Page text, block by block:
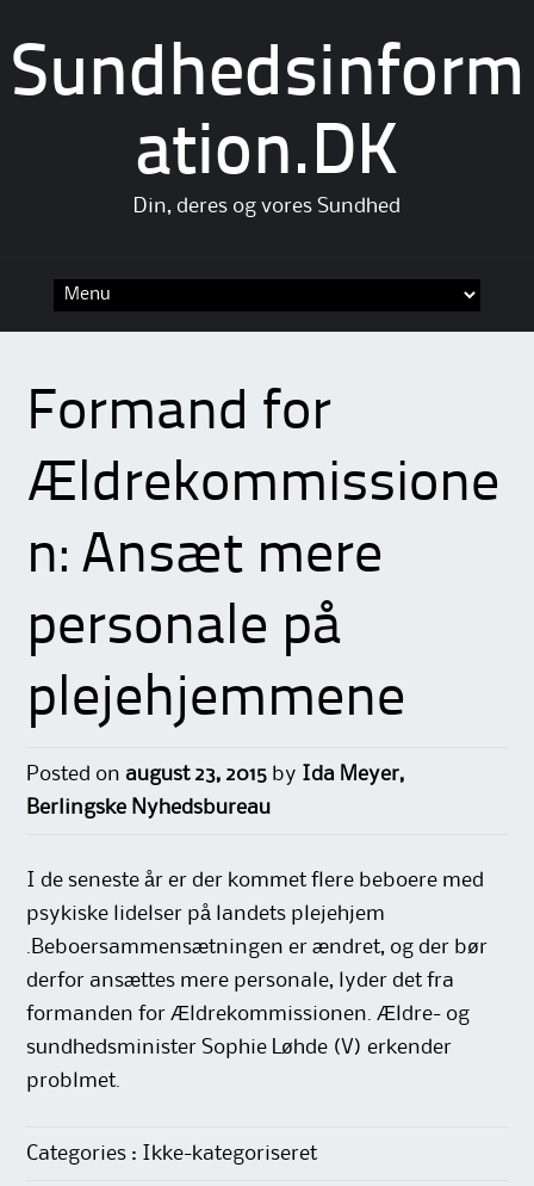
Sundhedsinform
ation.DK
Din, deres og vores Sundhed
Formand for
Ældrekommissione
n: Ansæt mere
personale på
plejehjemmene
Posted on august 23, 2015 by Ida Meyer,
Berlingske Nyhedsbureau
I de seneste år er der kommet flere beboere med
psykiske lidelser på landets plejehjem
.Beboersammensætningen er ændret, og der bør
derfor ansættes mere personale, lyder det fra
formanden for Ældrekommissionen. Ældre- og
sundhedsminister Sophie Løhde (V) erkender
problmet.
Categories : Ikke-kategoriseret